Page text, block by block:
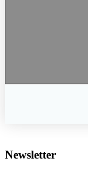
Newsletter